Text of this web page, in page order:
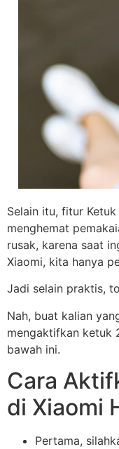
Selain itu, fitur
menghemat
rusak, karena saat
Xiaomi, kita hanya
Jadi selain praktis,
Nah, buat kalian
mengaktifkan ketuk
bawah ini.
Cara
di Xiaomi
Pertama,